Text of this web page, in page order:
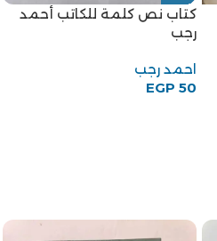
كتاب نص كلمة للكاتب أحمد
رجب
احمد رجب
EGP 50